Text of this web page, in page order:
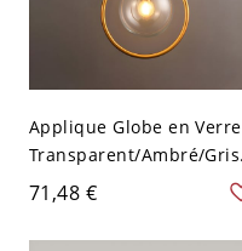
Applique Globe en Verre
Transparent/Ambré/Gris
Fumé avec Cadre Cercle
Lampe Murale à 1
Lumière Style
71,48 €